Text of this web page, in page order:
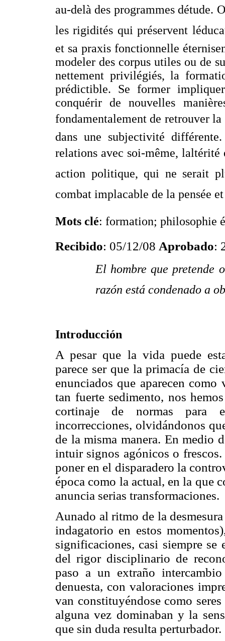
au-delà des programmes détude.
les rigidités qui préservent
et sa praxis fonctionnelle
modeler des corpus utiles ou de
nettement privilégiés, la
prédictible. Se former
conquérir de nouvelles
fondamentalement de retrouver la
dans une subjectivité
relations avec soi-même,
action politique, qui ne serait
combat implacable de la pensée
Mots clé: formation; philosophie
Recibido: 05/12/08 Aprobado:
El hombre que pretende
razón está condenado a
Introducción
A pesar que la vida puede
parece ser que la primacía de
enunciados que aparecen
tan fuerte sedimento, nos
cortinaje de normas para
incorrecciones, olvidándonos
de la misma manera. En medio
intuir signos agónicos o
poner en el disparadero la
época como la actual, en la que
anuncia serias transformaciones.
Aunado al ritmo de la
indagatorio en estos
significaciones, casi siempre se
del rigor disciplinario de
paso a un extraño
denuesta, con valoraciones
van constituyéndose como
alguna vez dominaban y la
que sin duda resulta perturbador.